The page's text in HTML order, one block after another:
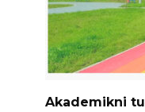
Akademikni